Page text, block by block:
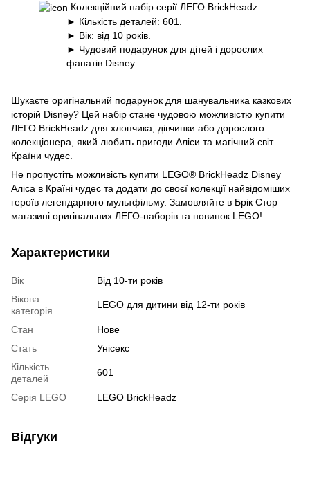
Колекційний набір серії ЛЕГО BrickHeadz:
► Кількість деталей: 601.
► Вік: від 10 років.
► Чудовий подарунок для дітей і дорослих
фанатів Disney.
Шукаєте оригінальний подарунок для шанувальника казкових
історій Disney? Цей набір стане чудовою можливістю купити
ЛЕГО BrickHeadz для хлопчика, дівчинки або дорослого
колекціонера, який любить пригоди Аліси та магічний світ
Країни чудес.
Не пропустіть можливість купити LEGO® BrickHeadz Disney
Аліса в Країні чудес та додати до своєї колекції найвідоміших
героїв легендарного мультфільму. Замовляйте в Брік Стор —
магазині оригінальних ЛЕГО-наборів та новинок LEGO!
Характеристики
Вік
Від 10-ти років
Вікова
категорія
LEGO для дитини від 12-ти років
Стан
Нове
Стать
Унісекс
Кількість
деталей
601
Серія LEGO LEGO BrickHeadz
Відгуки